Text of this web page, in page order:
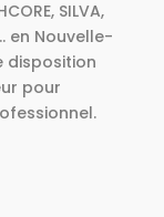
SILVA,
en Nouvelle-
disposition
pour